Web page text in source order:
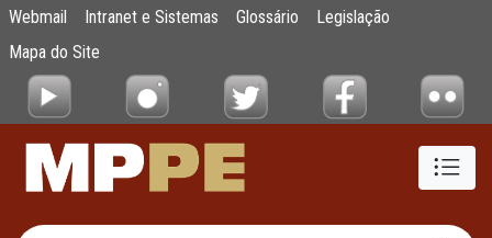
Pular para o Conteúdo principal
Central de Recursos Criminais consegue
Webmail Intranet e Sistemas Glossário
Legislação
Mapa do Site